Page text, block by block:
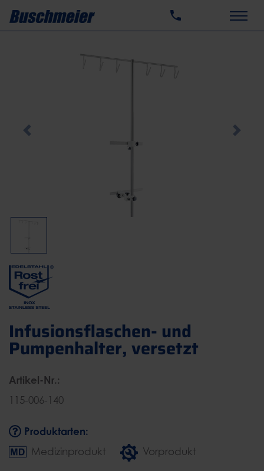
Previous Next
Infusionsflaschen- und
Pumpenhalter, versetzt
Artikel-Nr.:
115-006-140
Produktarten:
Medizinprodukt Vorprodukt